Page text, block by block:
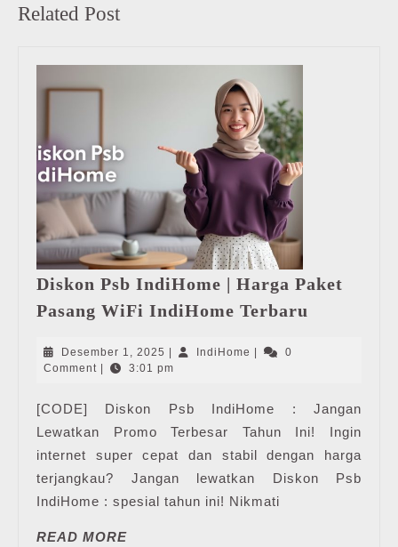
post:
Related Post
Diskon Psb IndiHome | Harga Paket
Pasang WiFi IndiHome Terbaru
Paket
Pasang
WiFi
IndiHome
Desember 1, 2025 Desember
1,
IndiHome IndiHome
0
Comment
3:01 pm
[CODE] Diskon Psb IndiHome : Jangan
Lewatkan Promo Terbesar Tahun Ini! Ingin
internet super cepat dan stabil dengan harga
terjangkau? Jangan lewatkan Diskon Psb
IndiHome : spesial tahun ini! Nikmati
READ MOREREAD